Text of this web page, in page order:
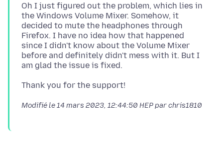
Oh I just figured out the problem, which lies in
the Windows Volume Mixer. Somehow, it
decided to mute the headphones through
Firefox. I have no idea how that happened
since I didn't know about the Volume Mixer
before and definitely didn't mess with it. But I
Modifié le14 mars 2023, 12:44:50 HEPpar chris1810